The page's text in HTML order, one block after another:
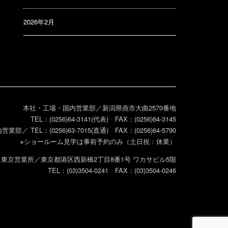
2026年2月
本社・工場・国内営業部／新潟県燕市大曲2570番地
TEL：(0256)64-3141(代表) FAX：(0256)64-3145
営業部／ TEL：(0256)63-7015(直通) FAX：(0256)64-5790
※ショールーム見学は事前予約のみ（土日祝：休業）
東京営業所／東京都港区西新橋2丁目8番1号 ワカサビル5階
TEL：(03)3504-0241 FAX：(03)3504-0246